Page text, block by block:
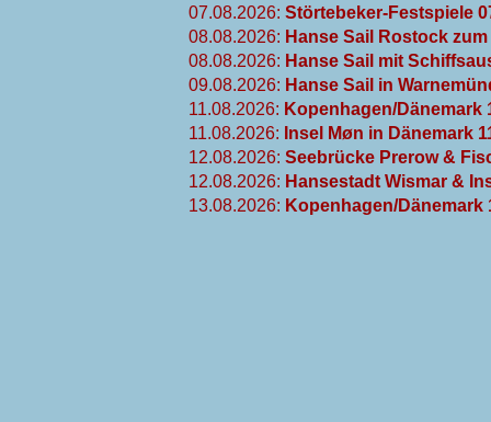
07.08.2026: Störtebeker-Festspiele
08.08.2026: Hanse Sail Rostock
08.08.2026: Hanse Sail mit
09.08.2026: Hanse Sail in
11.08.2026: Kopenhagen/Dänemark
11.08.2026: Insel Møn in Dänemark
12.08.2026: Seebrücke Prerow &
12.08.2026: Hansestadt Wismar &
13.08.2026: Kopenhagen/Dänemark